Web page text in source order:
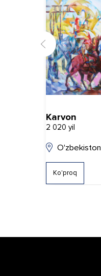
Karvon
2 020 yil
O'zbekiston
Ko'proq